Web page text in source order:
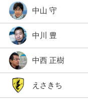
中山 守
中川 豊
中西 正樹
えさきち